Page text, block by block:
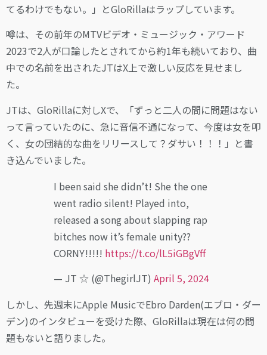
てるわけでもない。」とGloRillaはラップしています。
噂は、その前年のMTVビデオ・ミュージック・アワード
2023で2人が口論したとされてから約1年も続いており、曲
中での名前を出されたJTはX上で激しい反応を見せまし
た。
JTは、GloRillaに対しXで、「ずっと二人の間に問題はない
って言っていたのに、急に音信不通になって、今度は女を叩
く、女の団結的な曲をリリースして？ダサい！！！」と書
き込んでいました。
I been said she didn’t! She the one
went radio silent! Played into,
released a song about slapping rap
bitches now it’s female unity??
CORNY!!!!! https://t.co/lL5iGBgVff
— JT ☆ (@ThegirlJT) April 5, 2024
しかし、先週末にApple MusicでEbro Darden(エブロ・ダー
デン)のインタビューを受けた際、GloRillaは現在は何の問
題もないと語りました。